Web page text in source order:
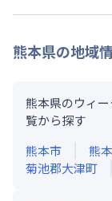
熊本県の地域
熊本県のウィ
覧から探す
熊本市
熊
菊池郡大津町